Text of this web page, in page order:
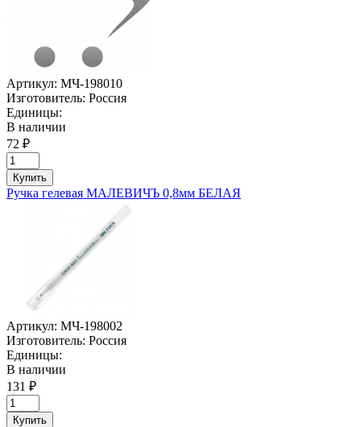
Артикул: МЧ-198010
Изготовитель: Россия
Единицы:
В наличии
72 ₽
Купить
Ручка гелевая МАЛЕВИЧЪ 0,8мм БЕЛАЯ
Артикул: МЧ-198002
Изготовитель: Россия
Единицы:
В наличии
131 ₽
Купить